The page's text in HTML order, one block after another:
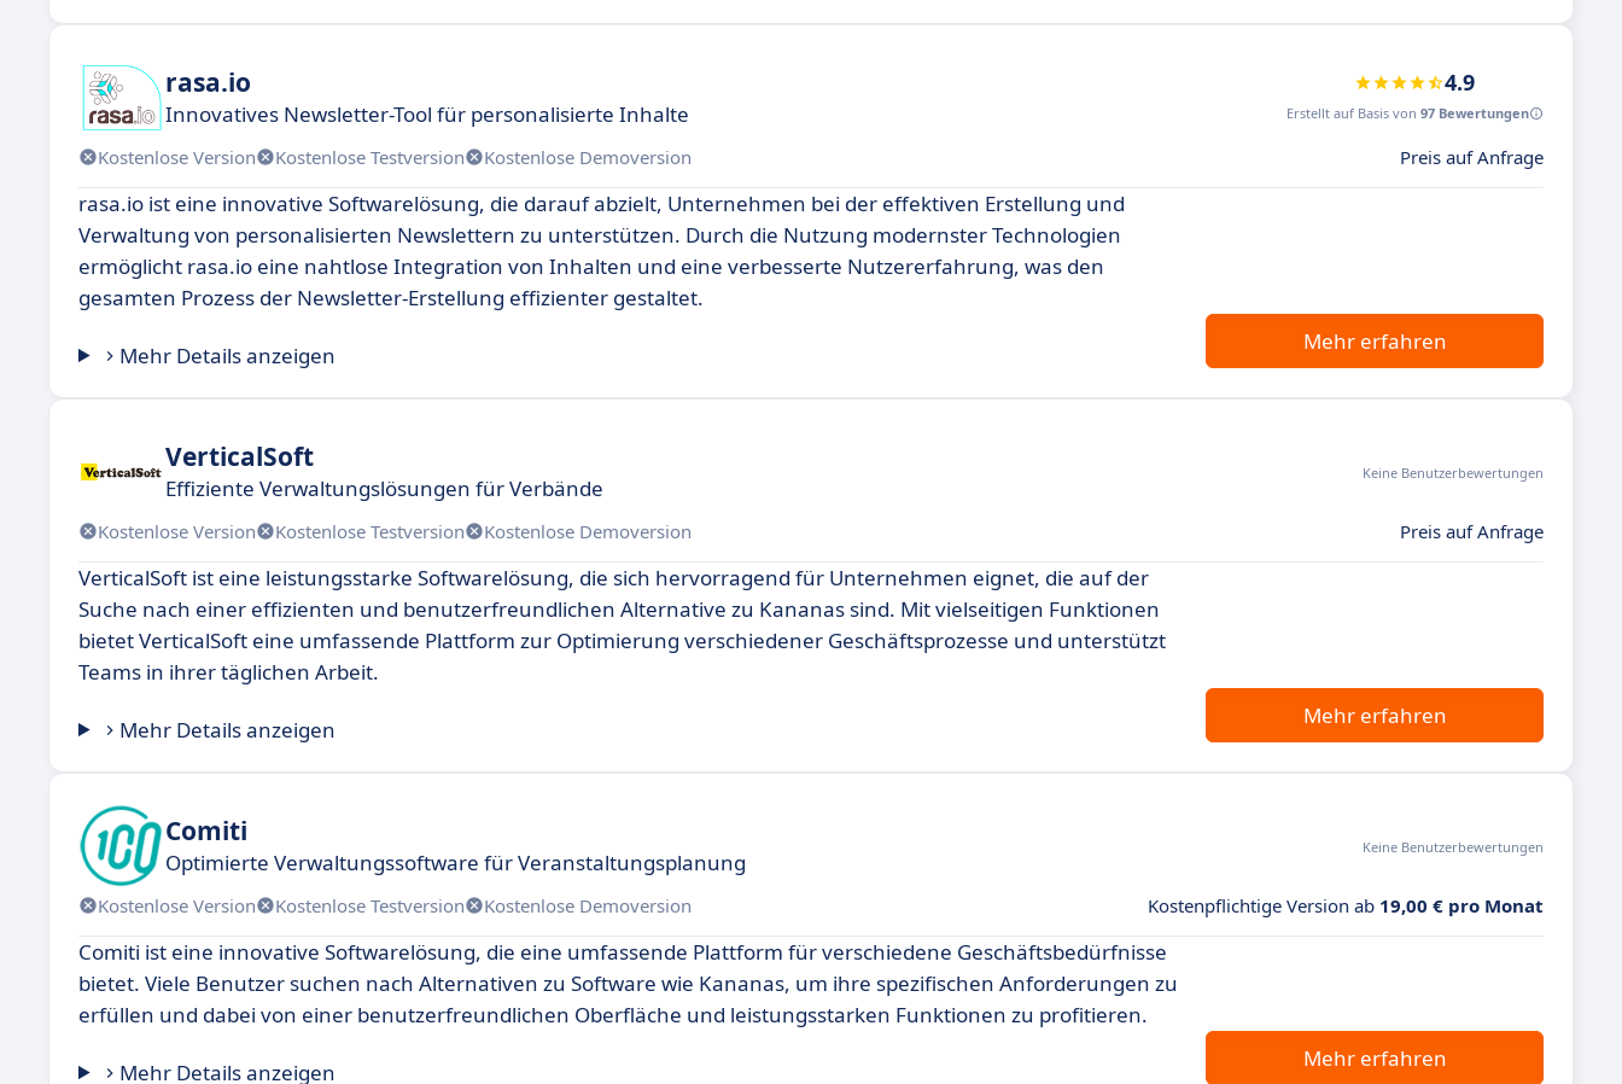
rasa.io
Innovatives Newsletter-Tool für personalisierte Inhalte
4.9
Erstellt auf Basis von 97 Bewertungen
Kostenlose Version Kostenlose Testversion Kostenlose Demoversion Preis auf Anfrage
rasa.io ist eine innovative Softwarelösung, die darauf abzielt, Unternehmen bei der effektiven Erstellung und
Verwaltung von personalisierten Newslettern zu unterstützen. Durch die Nutzung modernster Technologien
ermöglicht rasa.io eine nahtlose Integration von Inhalten und eine verbesserte Nutzererfahrung, was den
gesamten Prozess der Newsletter-Erstellung effizienter gestaltet.
Mehr Details anzeigen
Mehr erfahren
VerticalSoft
Effiziente Verwaltungslösungen für Verbände
Keine Benutzerbewertungen
Kostenlose Version Kostenlose Testversion Kostenlose Demoversion Preis auf Anfrage
VerticalSoft ist eine leistungsstarke Softwarelösung, die sich hervorragend für Unternehmen eignet, die auf der
Suche nach einer effizienten und benutzerfreundlichen Alternative zu Kananas sind. Mit vielseitigen Funktionen
bietet VerticalSoft eine umfassende Plattform zur Optimierung verschiedener Geschäftsprozesse und unterstützt
Teams in ihrer täglichen Arbeit.
Mehr Details anzeigen
Mehr erfahren
Comiti
Optimierte Verwaltungssoftware für Veranstaltungsplanung
Keine Benutzerbewertungen
Kostenlose Version Kostenlose Testversion Kostenlose Demoversion Kostenpflichtige Version ab 19,00 € pro Monat
Comiti ist eine innovative Softwarelösung, die eine umfassende Plattform für verschiedene Geschäftsbedürfnisse
bietet. Viele Benutzer suchen nach Alternativen zu Software wie Kananas, um ihre spezifischen Anforderungen zu
erfüllen und dabei von einer benutzerfreundlichen Oberfläche und leistungsstarken Funktionen zu profitieren.
Mehr Details anzeigen
Mehr erfahren